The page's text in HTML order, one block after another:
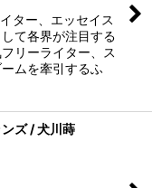
ター、エッセイス
て各界が注目する
リーライター、ス
ムを牽引するふ
ズ / 犬川蒔